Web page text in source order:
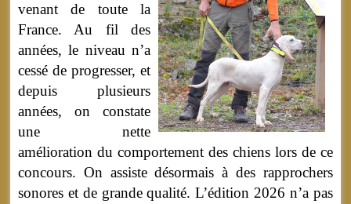
venant de toute la
France. Au fil des
années, le niveau n’a
cessé de progresser, et
depuis plusieurs
années, on constate
une nette
amélioration du comportement des chiens lors de ce
concours. On assiste désormais à des rapprochers
sonores et de grande qualité. L’édition 2026 n’a pas